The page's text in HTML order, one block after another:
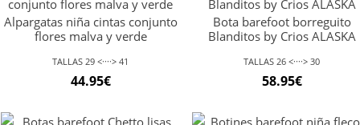
Alpargatas niña cintas conjunto
flores malva y verde
TALLAS 29 <····> 41
44.95€
Bota barefoot borreguito
Blanditos by Crios ALASKA
TALLAS 26 <····> 30
58.95€